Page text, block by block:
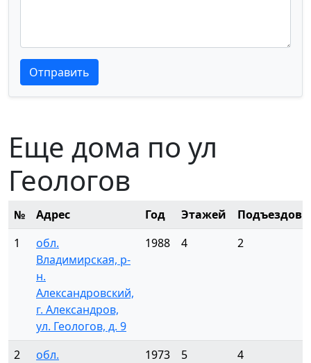
Текст отзыва
Текст отзыва
Отправить
Еще дома по ул
Геологов
№ Адрес Год Этажей
Подъездов
1
обл.
Владимирская, р-
н.
Александровский,
г. Александров,
ул. Геологов, д. 9
1988 4 2
2
обл.
1973 5 4